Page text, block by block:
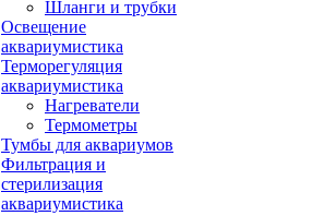
Шланги и трубки
Освещение
аквариумистика
Терморегуляция
аквариумистика
Нагреватели
Термометры
Тумбы для аквариумов
Фильтрация и
стерилизация
аквариумистика